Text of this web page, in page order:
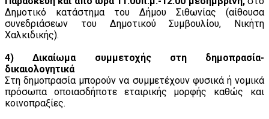
Δημοτικό κατάστημα του Δήμου Σιθωνίας (αίθουσα
συνεδριάσεων του Δημοτικού Συμβουλίου, Νικήτη
Χαλκιδικής).
4) Δικαίωμα συμμετοχής στη δημοπρασία-
δικαιολογητικά
Στη δημοπρασία μπορούν να συμμετέχουν φυσικά ή νομικά
πρόσωπα οποιασδήποτε εταιρικής μορφής καθώς και
κοινοπραξίες.